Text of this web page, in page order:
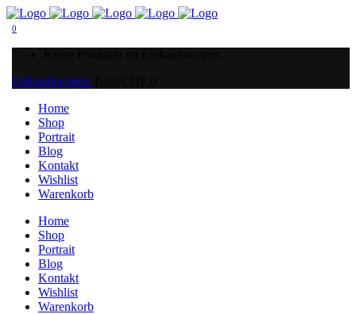
0
Einkaufswagen
Home
Shop
Portrait
Blog
Kontakt
Wishlist
Warenkorb
Home
Shop
Portrait
Blog
Kontakt
Wishlist
Warenkorb